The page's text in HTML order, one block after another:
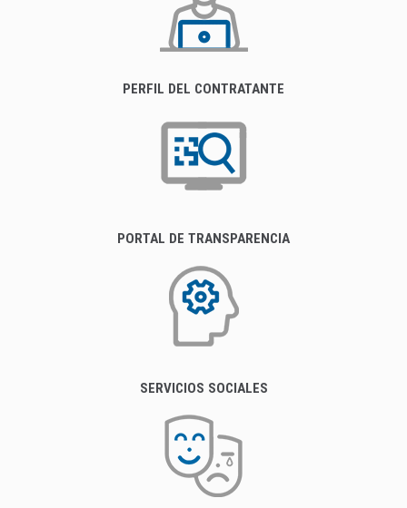
PERFIL DEL CONTRATANTE
PORTAL DE TRANSPARENCIA
SERVICIOS SOCIALES